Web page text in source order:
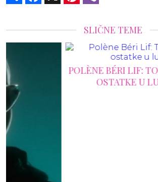
SLIČNE TEME
POLÈNE BÉRI LIF: TORBA KOJA
OSTATKE U LUKSUZNU